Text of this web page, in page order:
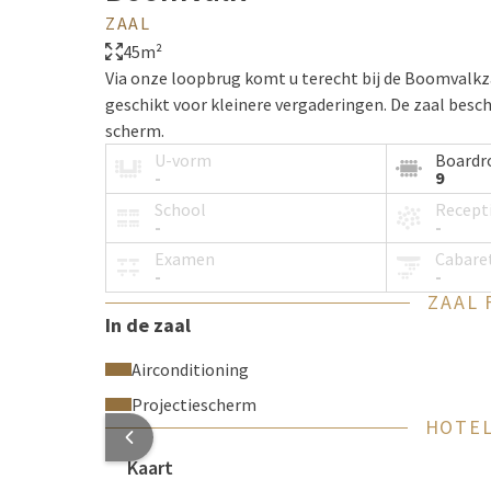
ZAAL
45m²
Via onze loopbrug komt u terecht bij de
geschikt voor kleinere vergaderingen. De zaal
scherm.
U-vorm
-
9
School
-
-
Examen
-
-
ZAAL
In de zaal
Airconditioning
Projectiescherm
Kaart